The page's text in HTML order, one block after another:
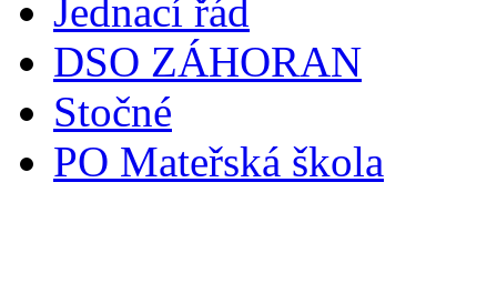
Jednací řád
DSO ZÁHORAN
Stočné
PO Mateřská škola